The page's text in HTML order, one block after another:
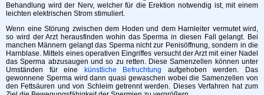
Behandlung wird der Nerv, welcher für die Erektion notwendig ist, mit einem
leichten elektrischen Strom stimuliert.
Wenn eine Störung zwischen dem Hoden und dem Harnleiter vermutet wird,
so wird der Arzt herausfinden wohin das Sperma in diesen Fall gelangt. Bei
manchen Männern gelangt das Sperma nicht zur Penisöffnung, sondern in die
Harnblase. Mittels eines operativen Eingriffes versucht der Arzt mit einer Nadel
das Sperma abzusaugen und so zu retten. Diese Samenzellen können unter
Umständen für eine
künstliche Befruchtung aufgehoben werden. Das
gewonnene Sperma wird dann quasi gewaschen wobei die Samenzellen von
den Fettsäuren und von Schleim getrennt werden. Dieses Verfahren hat zum